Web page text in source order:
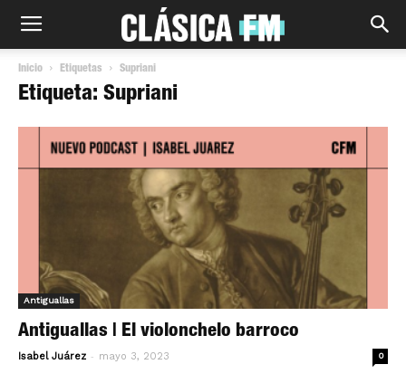
Inicio Etiquetas Supriani
Etiqueta: Supriani
Antiguallas
Antiguallas | El violonchelo barroco
Isabel Juárez - mayo 3, 2023 0